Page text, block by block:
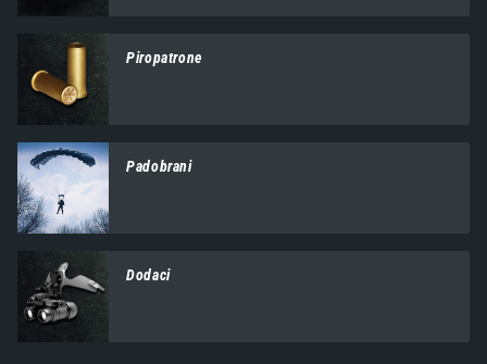
Piropatrone
Padobrani
Dodaci